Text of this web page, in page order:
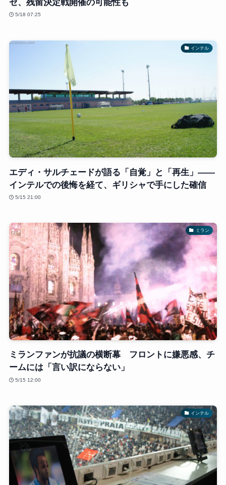
ゼ、残留決定戦開催の可能性も
5/18 07:25
インテル
エディ・サルチェードが語る「自覚」と「再生」——
インテルでの後悔を経て、ギリシャで手にした確信
5/15 21:00
ミラン
ミランファンが抗議の横断幕 フロントに嫌悪感、チ
ームには「言い訳にならない」
5/15 12:00
インテル